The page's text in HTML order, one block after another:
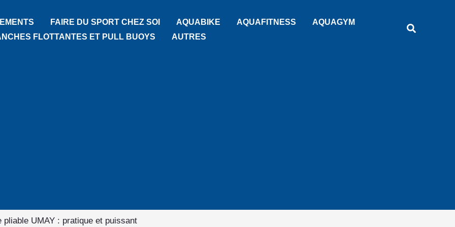
FAIRE DU SPORT CHEZ SOI AQUABIKE AQUAFITNESS
AQUAGYM
FLOTTANTES ET PULL BUOYS AUTRES
pliable UMAY : pratique et puissant